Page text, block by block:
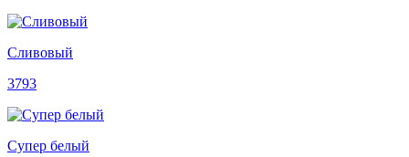
Сливовый
3793
Супер белый